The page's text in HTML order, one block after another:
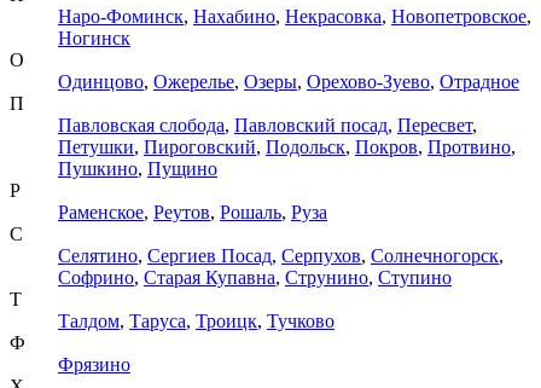
Наро-Фоминск, Нахабино, Некрасовка, Новопетровское,
Ногинск
О
Одинцово, Ожерелье, Озеры, Орехово-Зуево, Отрадное
П
Павловская слобода, Павловский посад, Пересвет,
Петушки, Пироговский, Подольск, Покров, Протвино,
Пушкино, Пущино
Р
Раменское, Реутов, Рошаль, Руза
С
Селятино, Сергиев Посад, Серпухов, Солнечногорск,
Софрино, Старая Купавна, Струнино, Ступино
Т
Талдом, Таруса, Троицк, Тучково
Ф
Фрязино